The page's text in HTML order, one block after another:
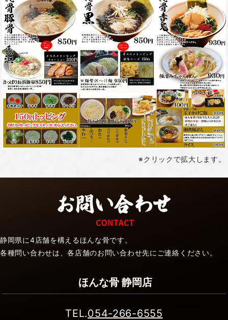
※クリックで拡大します。
静岡県に4店舗を構えるほんな骨です。
各種問い合わせは、各店舗のお問い合わせ先にご連絡ください。
ほんな骨 静岡店
TEL.054-266-6555